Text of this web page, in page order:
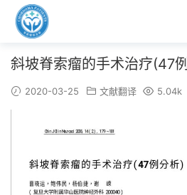
斜坡脊索瘤的手术治疗(47
2020-03-25 文献翻译 5.04k